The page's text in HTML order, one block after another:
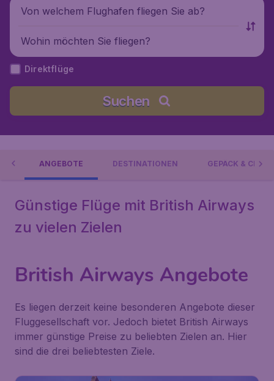
Von welchem Flughafen fliegen Sie ab?
Wohin möchten Sie fliegen?
Direktflüge
Suchen
ANGEBOTE DESTINATIONEN GEPÄCK &
Günstige Flüge mit British Airways
zu vielen Zielen
British Airways Angebote
Es liegen derzeit keine besonderen Angebote dieser
Fluggesellschaft vor. Jedoch bietet British Airways
immer günstige Preise zu beliebten Zielen an. Hier
sind die drei beliebtesten Ziele.